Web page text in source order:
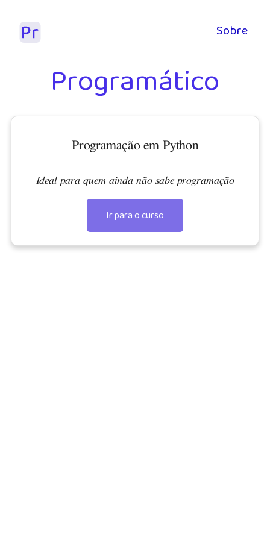
Sobre
Programático
Programação em Python
Ideal para quem ainda não sabe programação
Ir para o curso